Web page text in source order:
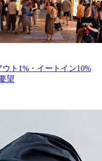
ト1%・イートイン10%
望